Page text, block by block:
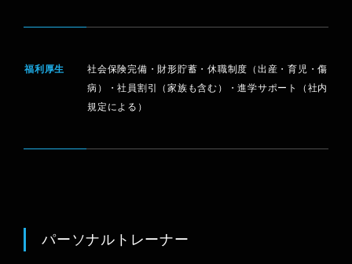
福利厚生
社会保険完備・財形貯蓄・休職制度（出産・育児・傷
病）・社員割引（家族も含む）・進学サポート（社内
規定による）
パーソナルトレーナー